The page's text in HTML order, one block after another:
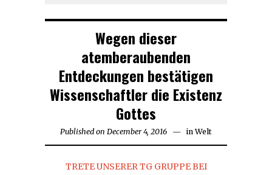
Wegen dieser
atemberaubenden
Entdeckungen bestätigen
Wissenschaftler die Existenz
Gottes
Published on December 4, 2016 December
in Welt
TRETE UNSERER TG GRUPPE BEI